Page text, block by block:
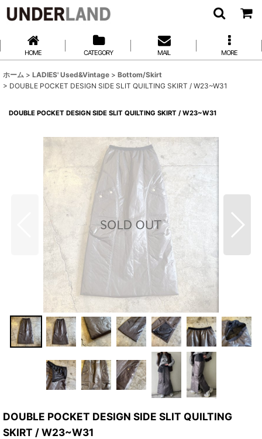
HOME CATEGORY MAIL MORE
ホーム > LADIES' Used&Vintage > Bottom/Skirt
> DOUBLE POCKET DESIGN SIDE SLIT QUILTING SKIRT / W23~W31
DOUBLE POCKET DESIGN SIDE SLIT QUILTING SKIRT / W23~W31
DOUBLE POCKET DESIGN SIDE SLIT QUILTING
SKIRT / W23~W31